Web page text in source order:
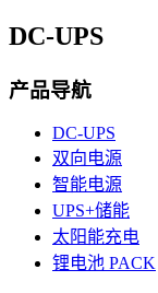
DC-UPS
产品导航
DC-UPS
双向电源
智能电源
UPS+储能
太阳能充电
锂电池 PACK